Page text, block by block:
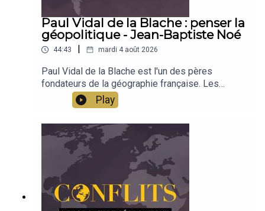
Paul Vidal de la Blache : penser la
géopolitique - Jean-Baptiste Noé
44:43 mardi 4 août 2026
Paul Vidal de la Blache est l'un des pères
fondateurs de la géographie française. Les
concepts qu'il a développés, la méthode qu'il a
utilisée permettent encore aujourd'hui de penser
la géopolitique. Découverte avec Jean-Baptiste
Noé
Play